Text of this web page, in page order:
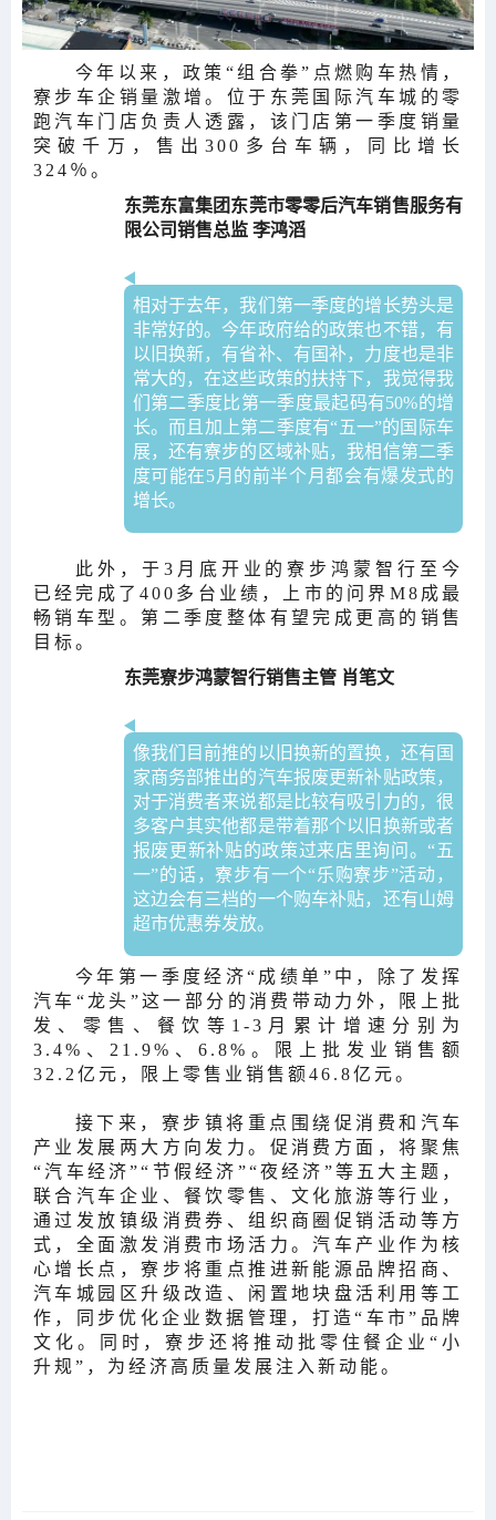
今年以来，政策“组合拳”点燃购车热情，
寮步车企销量激增。位于东莞国际汽车城的零
跑汽车门店负责人透露，该门店第一季度销量
突破千万，售出300多台车辆，同比增长
324％。
东莞东富集团东莞市零零后汽车销售服务有
限公司销售总监 李鸿滔
相对于去年，我们第一季度的增长势头是
非常好的。今年政府给的政策也不错，有
以旧换新，有省补、有国补，力度也是非
常大的，在这些政策的扶持下，我觉得我
们第二季度比第一季度最起码有50%的增
长。而且加上第二季度有“五一”的国际车
展，还有寮步的区域补贴，我相信第二季
度可能在5月的前半个月都会有爆发式的
增长。
此外，于3月底开业的寮步鸿蒙智行至今
已经完成了400多台业绩，上市的问界M8成最
畅销车型。第二季度整体有望完成更高的销售
目标。
东莞寮步鸿蒙智行销售主管 肖笔文
像我们目前推的以旧换新的置换，还有国
家商务部推出的汽车报废更新补贴政策，
对于消费者来说都是比较有吸引力的，很
多客户其实他都是带着那个以旧换新或者
报废更新补贴的政策过来店里询问。“五
一”的话，寮步有一个“乐购寮步”活动，
这边会有三档的一个购车补贴，还有山姆
超市优惠券发放。
今年第一季度经济“成绩单”中，除了发挥
汽车“龙头”这一部分的消费带动力外，限上批
发、零售、餐饮等1-3月累计增速分别为
3.4%、21.9%、6.8%。限上批发业销售额
32.2亿元，限上零售业销售额46.8亿元。
接下来，寮步镇将重点围绕促消费和汽车
产业发展两大方向发力。促消费方面，将聚焦
“汽车经济”“节假经济”“夜经济”等五大主题，
联合汽车企业、餐饮零售、文化旅游等行业，
通过发放镇级消费券、组织商圈促销活动等方
式，全面激发消费市场活力。汽车产业作为核
心增长点，寮步将重点推进新能源品牌招商、
汽车城园区升级改造、闲置地块盘活利用等工
作，同步优化企业数据管理，打造“车市”品牌
文化。同时，寮步还将推动批零住餐企业“小
升规”，为经济高质量发展注入新动能。